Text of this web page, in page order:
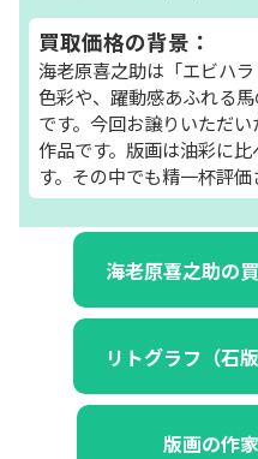
買取価格の背景：
海老原喜之助は「エビハ
色彩や、躍動感あふれる
です。今回お譲りいただ
作品です。版画は油彩に
す。その中でも精一杯評価
海老原喜之助の
リトグラフ（石
版画の作